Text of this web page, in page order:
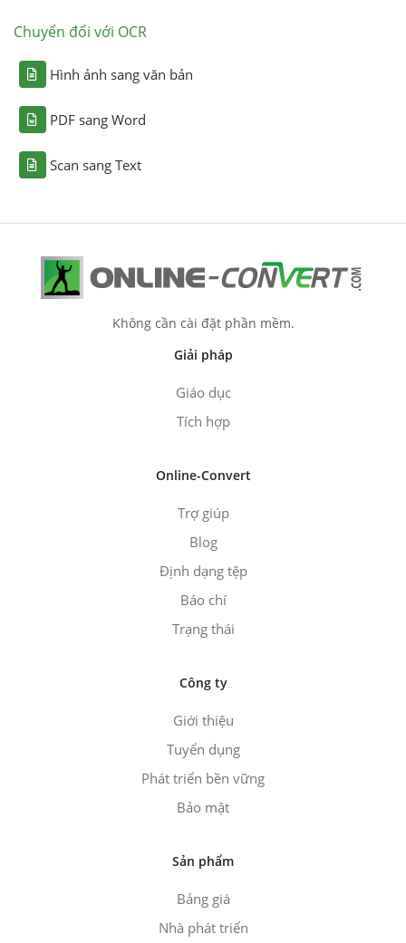
Chuyển đổi với OCR
Hình ảnh sang văn bản
PDF sang Word
Scan sang Text
Không cần cài đặt phần mềm.
Giải pháp
Giáo dục
Tích hợp
Online-Convert
Trợ giúp
Blog
Định dạng tệp
Báo chí
Trạng thái
Công ty
Giới thiệu
Tuyển dụng
Phát triển bền vững
Bảo mật
Sản phẩm
Bảng giá
Nhà phát triển